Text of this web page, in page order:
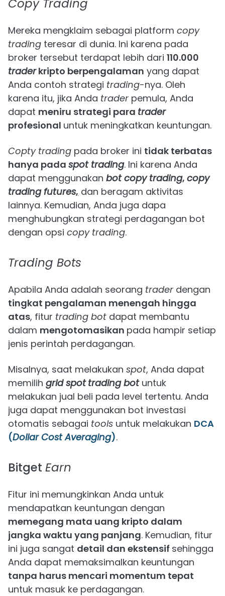
Copy Trading
Mereka mengklaim sebagai platform copy
trading teresar di dunia. Ini karena pada
broker tersebut terdapat lebih dari 110.000
traderkripto berpengalaman yang dapat
Anda contoh strategi trading-nya. Oleh
karena itu, jika Anda trader pemula, Anda
dapat meniru strategi para trader
profesional untuk meningkatkan keuntungan.
Copty trading pada broker ini tidak terbatas
hanya pada spot trading. Ini karena Anda
dapat menggunakan bot copy trading, copy
trading futures, dan beragam aktivitas
lainnya. Kemudian, Anda juga dapa
menghubungkan strategi perdagangan bot
dengan opsi copy trading.
Trading Bots
Apabila Anda adalah seorang trader dengan
tingkat pengalaman menengah hingga
atas, fitur trading bot dapat membantu
dalam mengotomasikan pada hampir setiap
jenis perintah perdagangan.
Misalnya, saat melakukan spot, Anda dapat
memilih grid spot trading botuntuk
melakukan jual beli pada level tertentu. Anda
juga dapat menggunakan bot investasi
otomatis sebagai tools untuk melakukan DCA
(Dollar Cost Averaging).
Bitget Earn
Fitur ini memungkinkan Anda untuk
mendapatkan keuntungan dengan
memegang mata uang kripto dalam
jangka waktu yang panjang. Kemudian, fitur
ini juga sangat detail dan ekstensif sehingga
Anda dapat memaksimalkan keuntungan
tanpa harus mencari momentum tepat
untuk masuk ke perdagangan.